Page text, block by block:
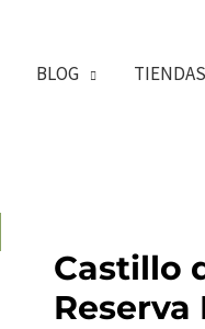
BLOG TIENDAS
Castillo